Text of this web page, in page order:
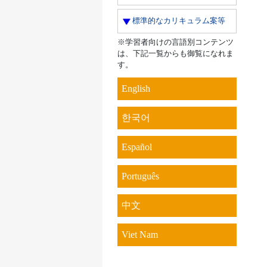
標準的なカリキュラム案等
※学習者向けの言語別コンテンツ
は、下記一覧からも御覧になれま
す。
English
한국어
Español
Português
中文
Viet Nam